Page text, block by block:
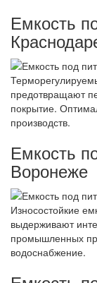
Емкость
предотвращают
покрытие.
производств.
Емкость
Воронеже
Износостойкие
выдерживают
промышленных
водоснабжение.